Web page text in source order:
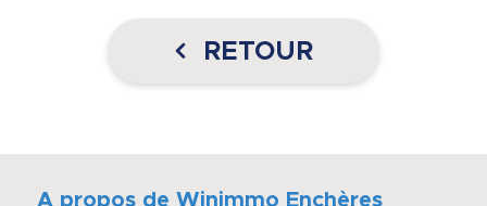
RETOUR
A propos de Winimmo Enchères